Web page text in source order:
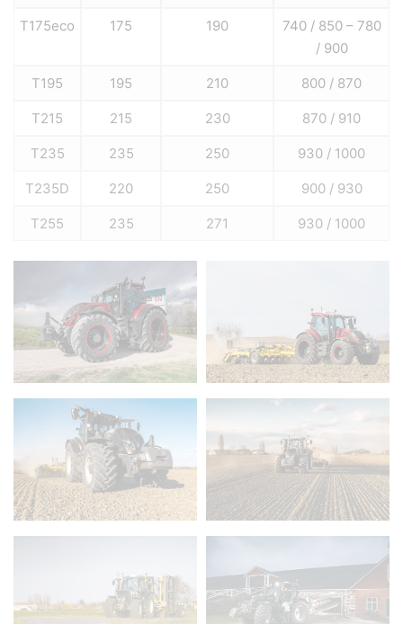
T175eco 175 190
740 / 850 – 780
/ 900
T195 195 210 800 / 870
T215 215 230 870 / 910
T235 235 250 930 / 1000
T235D 220 250 900 / 930
T255 235 271 930 / 1000